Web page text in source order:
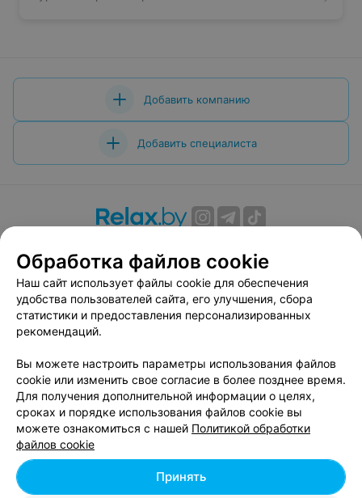
Добавить компанию
Добавить специалиста
Вакансии
Публичный договор
Способы оплаты
Публичный договор по использованию сервиса
«Афиша»
Пользовательское соглашение
Связаться по вопросам сотрудничества
Написать руководителю relax.by
Персональные настройки cookie
Обработка персональных данных
Обработка файлов cookie
Наш сайт использует файлы cookie для обеспечения
удобства пользователей сайта, его улучшения, сбора
статистики и предоставления персонализированных
рекомендаций.
Вы можете настроить параметры использования файлов
cookie или изменить свое согласие в более позднее время.
Для получения дополнительной информации о целях,
сроках и порядке использования файлов cookie вы
можете ознакомиться с нашей Политикой обработки
файлов cookie
Принять